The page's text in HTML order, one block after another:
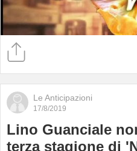
Le Anticipazioni
17/8/2019
Lino Guanciale
terza stagione di